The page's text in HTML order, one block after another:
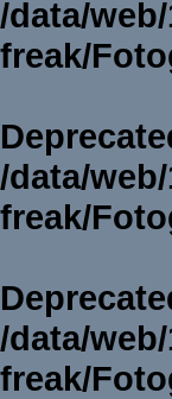
/data/
freak/
/data/
freak/
/data/
freak/